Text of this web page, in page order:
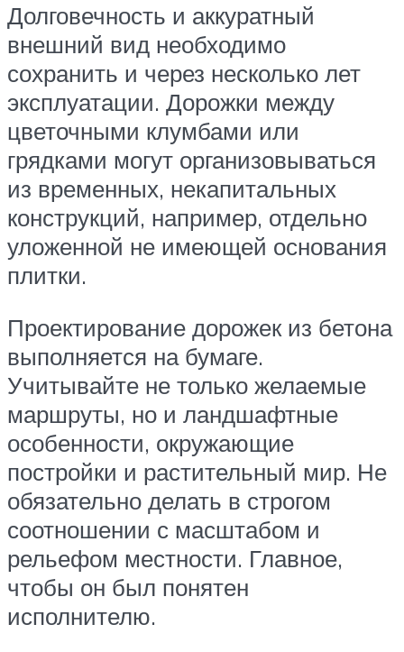
Долговечность и аккуратный
внешний вид необходимо
сохранить и через несколько лет
эксплуатации. Дорожки между
цветочными клумбами или
грядками могут организовываться
из временных, некапитальных
конструкций, например, отдельно
уложенной не имеющей основания
плитки.
Проектирование дорожек из бетона
выполняется на бумаге.
Учитывайте не только желаемые
маршруты, но и ландшафтные
особенности, окружающие
постройки и растительный мир. Не
обязательно делать в строгом
соотношении с масштабом и
рельефом местности. Главное,
чтобы он был понятен
исполнителю.